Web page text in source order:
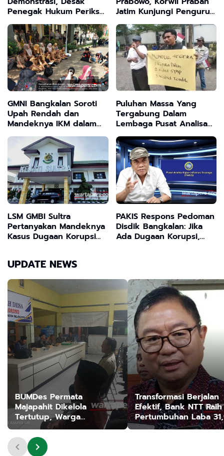
Penegak Hukum Periksa
Kades Aopa
Jatim Kunjungi Pengurus
Bangkalan
GMNI Bangkalan Soroti
Upah Rendah dan
Mandeknya IKM dalam
Rilis May Day 2026
Puluhan Massa Yang
Tergabung Dalam
Lembaga Pusat Analisa
Kajian Informasi Strategis
(PAKIS)
LSM GMBI Sultra
Pertanyakan Mandeknya
Kasus Dugaan Korupsi
Fiktif ? "
PAKIS Respons Pedoman
Disdik Bangkalan: Jika
Ada Dugaan Korupsi,
UPDATE NEWS
BUMDes Permata
Majapahit Dikelola
Tertutup, Warga
Tanjangrono Tuntut
Kejelasan
Transformasi Berjalan
Efektif, Bank NTT Raih
Pertumbuhan Laba
Persen